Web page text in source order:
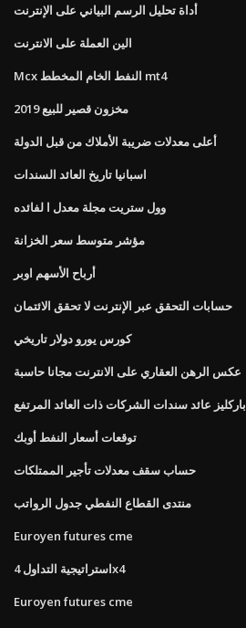
أداة تحليل الرسم البياني على الإنترنت
الين العملة على الانترنت
Mcx النفط الخام المخطط mt4
مخزون قصير للبيع 2019
أعلى معدلات ضريبة الأملاك من قبل الدولة
اسبانيا تاريخ العائد السندات
وول ستريت مجلة معدل ا لفائده
مؤشر متوسط ​​سعر الخزانة
أرباح الأسهم اوبر
حسابات التحقق عبر الإنترنت لا تحقق الائتمان
كورس يورو دولار تاريخي
عكس الرهن العقاري على الانترنت مجانا حاسبة
باركليز عائد سندات الشركات ذات العائد المرتفع
توقعات أسعار النفط أوبك
حساب سقف معدلات تأجير الممتلكات
منتدى القطاع النفطي جدول الرواتب
Euroyen futures cme
استراتيجية التداول 4x4
Euroyen futures cme